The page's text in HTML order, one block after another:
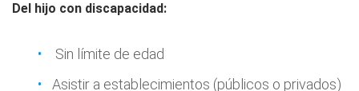
Del hijo con discapacidad:
Sin límite de edad
Asistir a establecimientos (públicos o privados)